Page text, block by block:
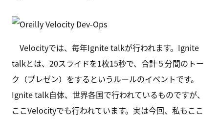
Velocityでは、毎年Ignite talkが行われます。Ignite
talkとは、20スライドを1枚15秒で、合計５分間のトー
ク（プレゼン）をするというルールのイベントです。
Ignite talk自体、世界各国で行われているものですが、
ここVelocityでも行われています。実は今回、私もここ